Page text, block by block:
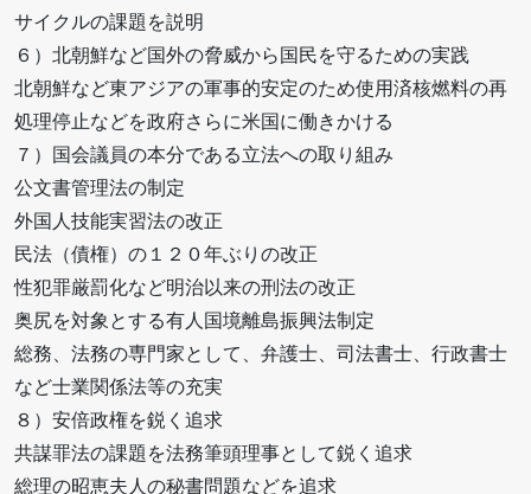
サイクルの課題を説明
６）北朝鮮など国外の脅威から国民を守るための実践
北朝鮮など東アジアの軍事的安定のため使用済核燃料の再
処理停止などを政府さらに米国に働きかける
７）国会議員の本分である立法への取り組み
公文書管理法の制定
外国人技能実習法の改正
民法（債権）の１２０年ぶりの改正
性犯罪厳罰化など明治以来の刑法の改正
奥尻を対象とする有人国境離島振興法制定
総務、法務の専門家として、弁護士、司法書士、行政書士
など士業関係法等の充実
８）安倍政権を鋭く追求
共謀罪法の課題を法務筆頭理事として鋭く追求
総理の昭恵夫人の秘書問題などを追求